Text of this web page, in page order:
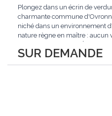
SUR DEMANDE
Plongez dans un écrin de
charmante commune
niché dans un environnement
nature règne en maître : aucun
par ses finitions de très haut
Le bois de mélèze...